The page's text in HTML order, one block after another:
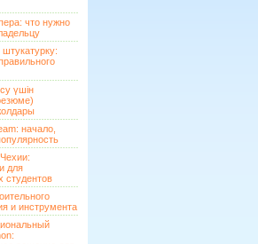
что нужно
үшін
начало,
для
студентов
и инструмента